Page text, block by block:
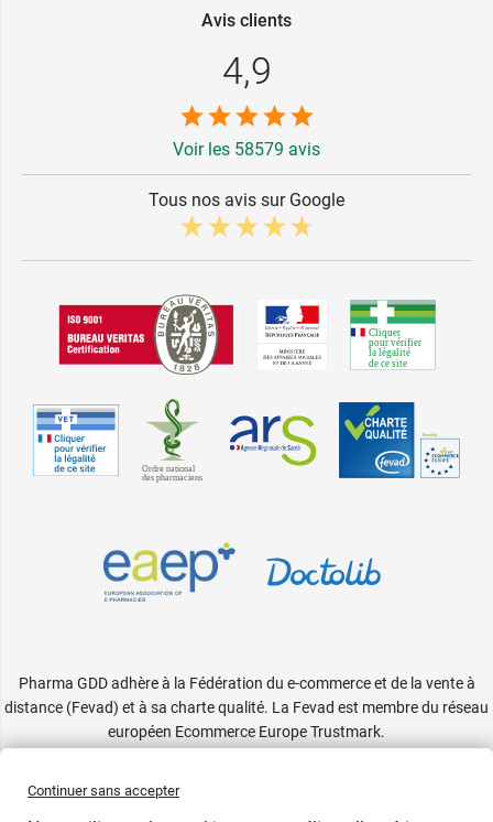
Avis clients
4,9
Voir les 58579 avis
Tous nos avis sur Google
Pharma GDD adhère à la Fédération du e-commerce et de la vente à
distance (Fevad) et à sa charte qualité. La Fevad est membre du réseau
européen Ecommerce Europe Trustmark.
Continuer sans accepter